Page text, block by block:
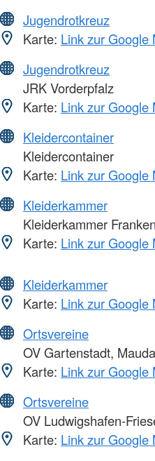
Jugendrotkreuz
Karte: Link zur Google
Jugendrotkreuz
JRK Vorderpfalz
Karte: Link zur Google
Kleidercontainer
Kleidercontainer
Karte: Link zur Google
Kleiderkammer
Kleiderkammer
Karte: Link zur Google
Kleiderkammer
Karte: Link zur Google
Ortsvereine
OV Gartenstadt,
Karte: Link zur Google
Ortsvereine
OV Ludwigshafen-
Karte: Link zur Google